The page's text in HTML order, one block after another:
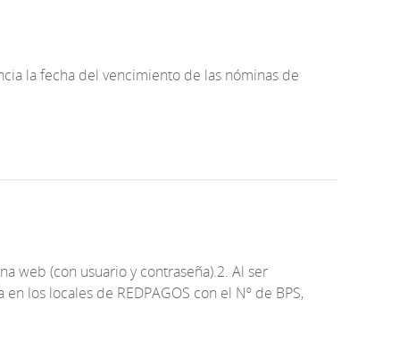
la fecha del vencimiento de las nóminas de
web (con usuario y contraseña).2. Al ser
los locales de REDPAGOS con el Nº de BPS,